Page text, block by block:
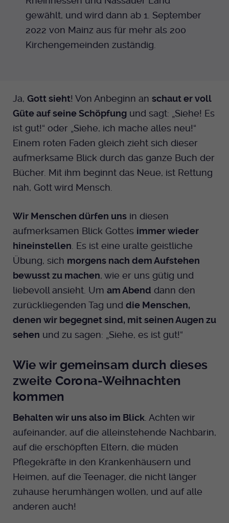
gewählt, und wird dann ab 1. September
2022 von Mainz aus für mehr als 200
Kirchengemeinden zuständig.
Ja, Gott sieht! Von Anbeginn an schaut er voll
Güte auf seine Schöpfung und sagt: „Siehe! Es
ist gut!“ oder „Siehe, ich mache alles neu!“
Einem roten Faden gleich zieht sich dieser
aufmerksame Blick durch das ganze Buch der
Bücher. Mit ihm beginnt das Neue, ist Rettung
nah, Gott wird Mensch.
Wir Menschen dürfen uns in diesen
aufmerksamen Blick Gottes immer wieder
hineinstellen. Es ist eine uralte geistliche
Übung, sich morgens nach dem Aufstehen
bewusst zu machen, wie er uns gütig und
liebevoll ansieht. Um am Abend dann den
zurückliegenden Tag und die Menschen,
denen wir begegnet sind, mit seinen Augen zu
sehen und zu sagen: „Siehe, es ist gut!“
Wie wir gemeinsam durch dieses
zweite Corona-Weihnachten
kommen
Behalten wir uns also im Blick . Achten wir
aufeinander, auf die alleinstehende Nachbarin,
auf die erschöpften Eltern, die müden
Pflegekräfte in den Krankenhäusern und
Heimen, auf die Teenager, die nicht länger
zuhause herumhängen wollen, und auf alle
anderen auch!